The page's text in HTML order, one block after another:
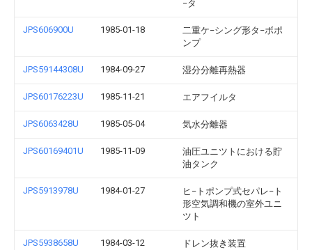
−タ
JPS606900U 1985-01-18
二重ケ−シング形タ−ボポ
ンプ
JPS59144308U 1984-09-27 湿分分離再熱器
JPS60176223U 1985-11-21 エアフイルタ
JPS6063428U 1985-05-04 気水分離器
JPS60169401U 1985-11-09
油圧ユニツトにおける貯
油タンク
JPS5913978U 1984-01-27
ヒ−トポンプ式セパレ−ト
形空気調和機の室外ユニ
ツト
JPS5938658U 1984-03-12 ドレン抜き装置